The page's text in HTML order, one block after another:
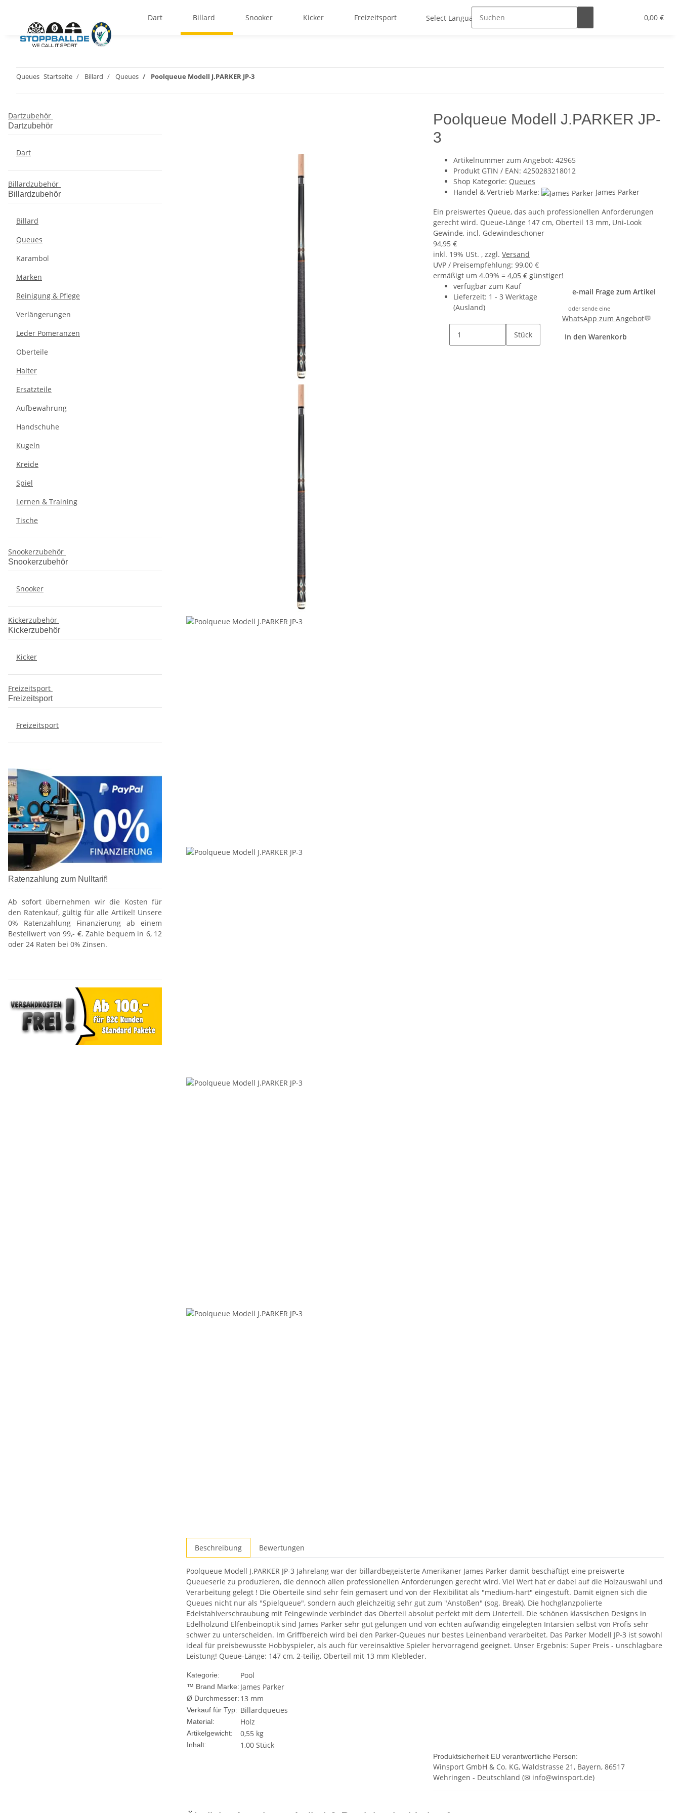
0,00 €
Dart Billard Snooker Kicker Freizeitsport Mein Konto Store Berlin
Select Language▼
Queues Startseite Billard Queues Poolqueue Modell J.PARKER JP-3
Poolqueue Modell J.PARKER JP-
3
Artikelnummer zum Angebot: 42965
Produkt GTIN / EAN: 4250283218012
Shop Kategorie: Queues
Handel & Vertrieb Marke:
James Parker
Ein preiswertes Queue, das auch professionellen Anforderungen
gerecht wird. Queue-Länge 147 cm, Oberteil 13 mm, Uni-Look
Gewinde, incl. Gdewindeschoner
94,95 €
inkl. 19% USt. , zzgl. Versand
UVP / Preisempfehlung: 99,00 €
ermäßigt um 4.09% = 4,05 € günstiger!
verfügbar zum Kauf
Lieferzeit: 1 - 3 Werktage
(Ausland)
e-mail Frage zum Artikel
oder sende eine
WhatsApp zum Angebot💬
Stück
In den Warenkorb
Beschreibung Bewertungen
Poolqueue Modell J.PARKER JP-3 Jahrelang war der billardbegeisterte Amerikaner James Parker damit beschäftigt eine preiswerte
Queueserie zu produzieren, die dennoch allen professionellen Anforderungen gerecht wird. Viel Wert hat er dabei auf die Holzauswahl und
Verarbeitung gelegt ! Die Oberteile sind sehr fein gemasert und von der Flexibilität als "medium-hart" eingestuft. Damit eignen sich die
Queues nicht nur als "Spielqueue", sondern auch gleichzeitig sehr gut zum "Anstoßen" (sog. Break). Die hochglanzpolierte
Edelstahlverschraubung mit Feingewinde verbindet das Oberteil absolut perfekt mit dem Unterteil. Die schönen klassischen Designs in
Edelholzund Elfenbeinoptik sind James Parker sehr gut gelungen und von echten aufwändig eingelegten Intarsien selbst von Profis sehr
schwer zu unterscheiden. Im Griffbereich wird bei den Parker-Queues nur bestes Leinenband verarbeitet. Das Parker Modell JP-3 ist sowohl
ideal für preisbewusste Hobbyspieler, als auch für vereinsaktive Spieler hervorragend geeignet. Unser Ergebnis: Super Preis - unschlagbare
Leistung! Queue-Länge: 147 cm, 2-teilig, Oberteil mit 13 mm Klebleder.
Kategorie: Pool
™ Brand Marke: James Parker
Ø Durchmesser: 13 mm
Verkauf für Typ: Billardqueues
Material: Holz
Artikelgewicht: 0,55 kg
Inhalt: 1,00 Stück
Produktsicherheit EU verantwortliche Person:
Winsport GmbH & Co. KG, Waldstrasse 21, Bayern, 86517
Wehringen - Deutschland (✉ info@winsport.de)
Dartzubehör
Dartzubehör
Dart
Billardzubehör
Billardzubehör
Billard
Queues
Karambol
Marken
Reinigung & Pflege
Verlängerungen
Leder Pomeranzen
Oberteile
Halter
Ersatzteile
Aufbewahrung
Handschuhe
Kugeln
Kreide
Spiel
Lernen & Training
Tische
Snookerzubehör
Snookerzubehör
Snooker
Kickerzubehör
Kickerzubehör
Kicker
Freizeitsport
Freizeitsport
Freizeitsport
Ratenzahlung zum Nulltarif!
Ab sofort übernehmen wir die Kosten für
den Ratenkauf, gültig für alle Artikel! Unsere
0% Ratenzahlung Finanzierung ab einem
Bestellwert von 99,- €. Zahle bequem in 6, 12
oder 24 Raten bei 0% Zinsen.